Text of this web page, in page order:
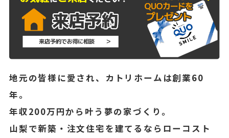
地元の皆様に愛され、カトリホームは創業60
年。
年収200万円から叶う夢の家づくり。
山梨で新築・注文住宅を建てるならローコスト